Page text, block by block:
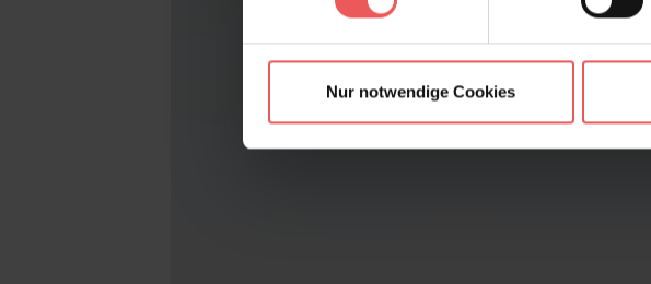
Nur notwendige Cookies